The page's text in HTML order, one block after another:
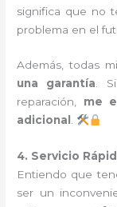
significa que no
problema en el
Además, todas
una garantía.
reparación, me
adicional .
4. Servicio
Entiendo que
ser un